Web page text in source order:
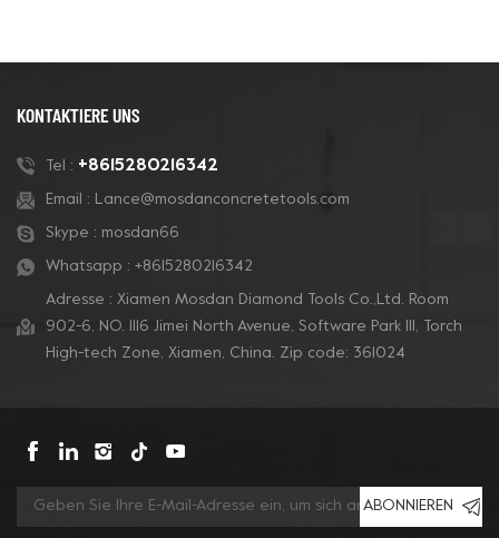
KONTAKTIERE UNS
Tel : +8615280216342
Email : Lance@mosdanconcretetools.com
Skype : mosdan66
Whatsapp : +8615280216342
Adresse : Xiamen Mosdan Diamond Tools Co.,Ltd. Room
902-6, NO. 1116 Jimei North Avenue, Software Park Ill, Torch
High-tech Zone, Xiamen, China. Zip code: 361024
ABONNIEREN